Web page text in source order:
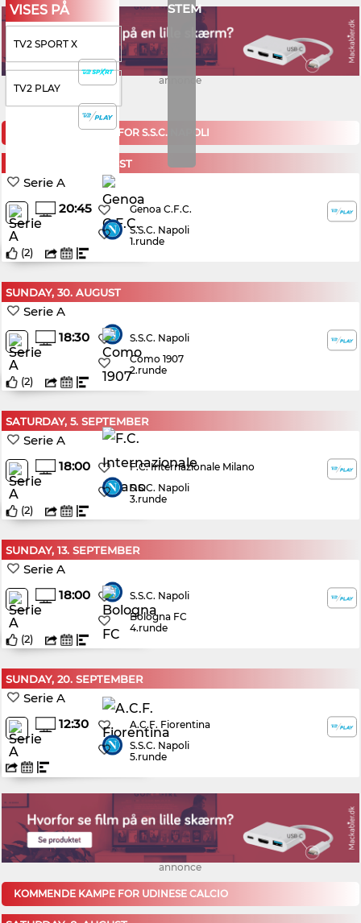
STEM
VISES PÅ
TV2 SPORT X
TV2 PLAY
annonce
KOMMENDE KAMPE FOR S.S.C. NAPOLI
SATURDAY, 22. AUGUST
Serie A
20:45
Genoa C.F.C.
S.S.C. Napoli
1.runde
(2)
SUNDAY, 30. AUGUST
Serie A
18:30
S.S.C. Napoli
Como 1907
2.runde
(2)
SATURDAY, 5. SEPTEMBER
Serie A
18:00
F.C. Internazionale Milano
S.S.C. Napoli
3.runde
(2)
SUNDAY, 13. SEPTEMBER
Serie A
18:00
S.S.C. Napoli
Bologna FC
4.runde
(2)
SUNDAY, 20. SEPTEMBER
Serie A
12:30
A.C.F. Fiorentina
S.S.C. Napoli
5.runde
annonce
KOMMENDE KAMPE FOR UDINESE CALCIO